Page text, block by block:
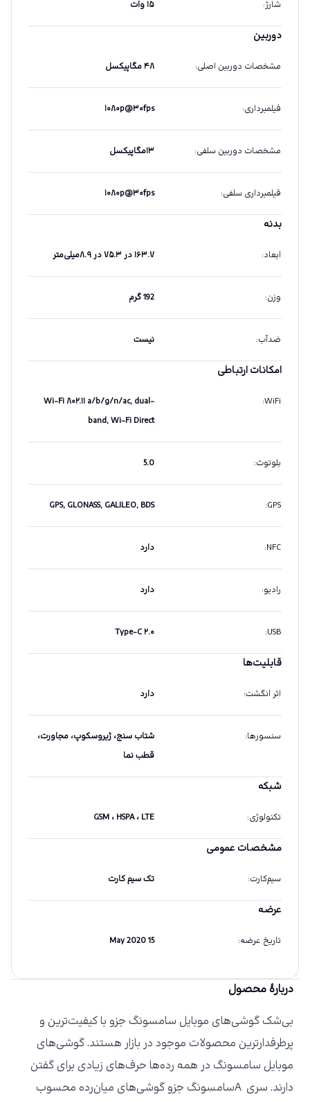
شارژ: ۱۵ وات
دوربین
مشخصات دوربین اصلی: ۴۸ مگاپیکسل
فیلمبرداری: ۱۰۸۰p@۳۰fps
مشخصات دوربین سلفی: ۱۳مگاپیکسل
فیلمبرداری سلفی: ۱۰۸۰p@۳۰fps
بدنه
ابعاد: ۱۶۳.۷ در ۷۵.۳ در ۸.۹میلی‌متر
وزن: 192 گرم
ضدآب: نیست
امکانات ارتباطی
WiFi
:
Wi-Fi ۸۰۲.۱۱ a/b/g/n/ac, dual-
band, Wi-Fi Direct
بلوتوث:
5.0
GPS
:
GPS, GLONASS, GALILEO, BDS
NFC
: دارد
رادیو: دارد
USB
: Type-C ۲.۰
قابلیت‌ها
اثر انگشت: دارد
سنسورها:
شتاب سنج، ژیروسکوپ، مجاورت،
قطب نما
شبکه
تکنولوژی: GSM ، HSPA ، LTE
مشخصات عمومی
سیم‌کارت: تک سیم کارت
عرضه
تاریخ عرضه:
15 May 2020
دربارهٔ محصول
بی‌شک گوشی‌های موبایل سامسونگ جزو با کیفیت‌ترین و
پرطرفدارترین محصولات موجود در بازار هستند. گوشی‌های
موبایل سامسونگ در همه رده‌ها حرف‌های زیادی برای گفتن
دارند. سری Aسامسونگ جزو گوشی‌های میان‌رده محسوب